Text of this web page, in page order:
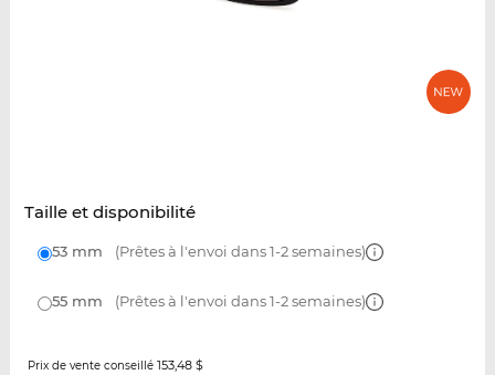
Taille et disponibilité
53 mm (Prêtes à l'envoi dans 1-2 semaines)
55 mm (Prêtes à l'envoi dans 1-2 semaines)
Prix de vente conseillé 153,48 $